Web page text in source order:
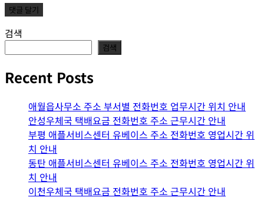
검색
검색
Recent Posts
애월읍사무소 주소 부서별 전화번호 업무시간 위치 안내
안성우체국 택배요금 전화번호 주소 근무시간 안내
부평 애플서비스센터 유베이스 주소 전화번호 영업시간 위
치 안내
동탄 애플서비스센터 유베이스 주소 전화번호 영업시간 위
치 안내
이천우체국 택배요금 전화번호 주소 근무시간 안내